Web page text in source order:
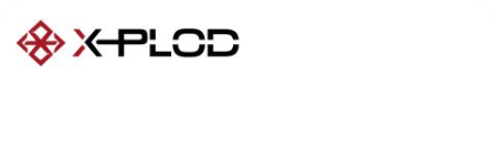
produit